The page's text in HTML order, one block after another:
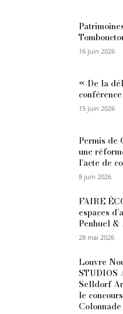
16 juin 2026
« De la
15 juin 2026
Permis de
une
l’acte de
8 juin 2026
FAIRE
espaces
Penhuel &
28 mai 2026
Louvre
STUDIOS
Selldorf
le